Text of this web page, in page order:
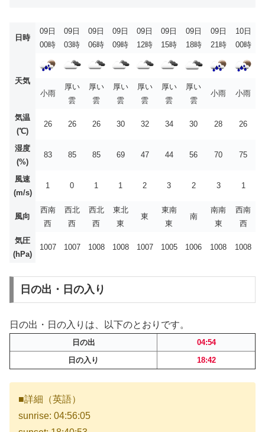
日時
09日
00時
09日
03時
09日
06時
09日
09時
09日
12時
09日
15時
09日
18時
09日
21時
10日
00時
天気
小雨
厚い
雲
厚い
雲
厚い
雲
厚い
雲
厚い
雲
厚い
雲
小雨 小雨
気温
(℃)
26 26 26 30 32 34 30 28 26
湿度
(%)
83 85 85 69 47 44 56 70 75
風速
(m/s)
1 0 1 1 2 3 2 3 1
風向
西南
西
西北
西
西北
西
東北
東
東
東南
東
南
南南
東
西南
西
気圧
(hPa)
1007 1007 1008 1008 1007 1005 1006 1008 1008
日の出・日の入り
日の出・日の入りは、以下のとおりです。
日の出
04:54
日の入り
18:42
■詳細（英語）
sunrise: 04:56:05